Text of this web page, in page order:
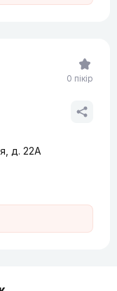
д. 22А
0 пікір